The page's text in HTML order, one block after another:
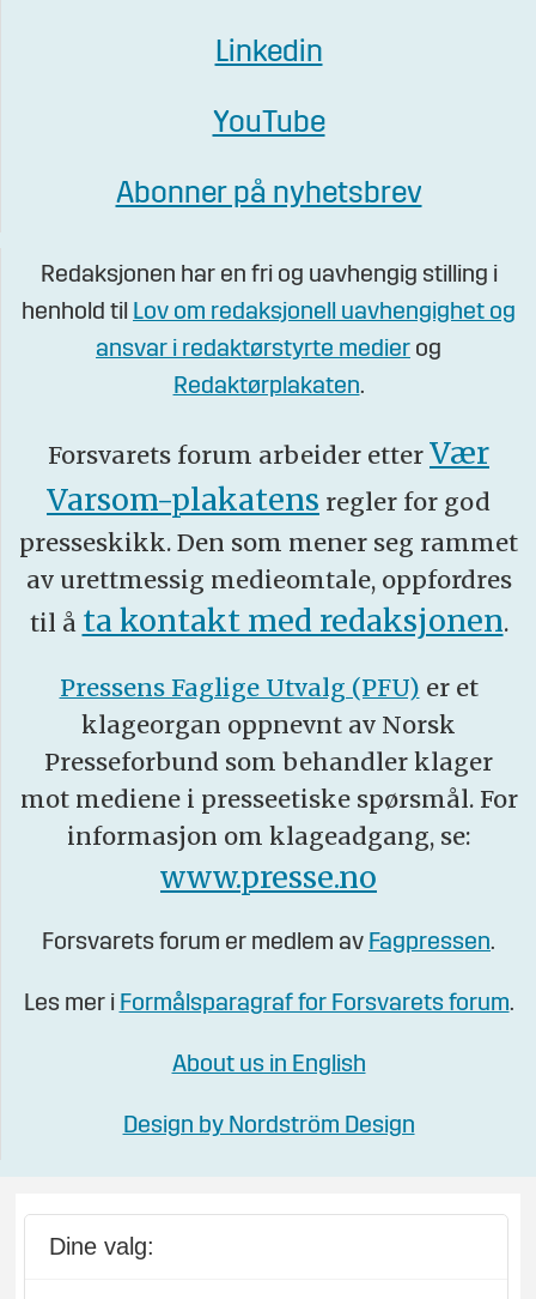
Linkedin
YouTube
Abonner på nyhetsbrev
Redaksjonen har en fri og uavhengig stilling i
henhold til Lov om redaksjonell uavhengighet og
ansvar i redaktørstyrte medier og
Redaktørplakaten.
Forsvarets forum arbeider etter Vær
Varsom-plakatens regler for god
presseskikk. Den som mener seg rammet
av urettmessig medieomtale, oppfordres
til å ta kontakt med redaksjonen.
Pressens Faglige Utvalg (PFU) er et
klageorgan oppnevnt av Norsk
Presseforbund som behandler klager
mot mediene i presseetiske spørsmål. For
informasjon om klageadgang, se:
www.presse.no
Forsvarets forum er medlem av Fagpressen.
Les mer i Formålsparagraf for Forsvarets forum.
About us in English
Design by Nordström Design
Dine valg: